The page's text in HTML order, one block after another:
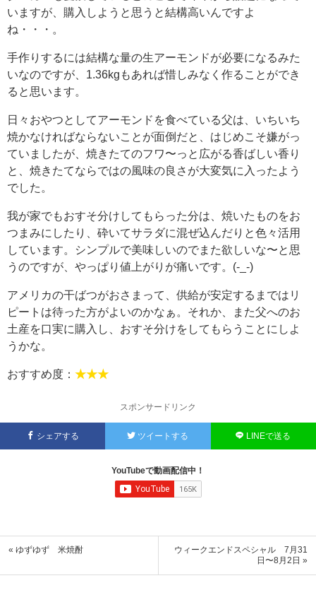
いますが、購入しようと思うと結構高いんですよ
ね・・・。
手作りするには結構な量の生アーモンドが必要になるみた
いなのですが、1.36kgもあれば惜しみなく作ることができ
ると思います。
日々おやつとしてアーモンドを食べている父は、いちいち
焼かなければならないことが面倒だと、はじめこそ嫌がっ
ていましたが、焼きたてのフワ〜っと広がる香ばしい香り
と、焼きたてならではの風味の良さが大変気に入ったよう
でした。
我が家でもおすそ分けしてもらった分は、焼いたものをお
つまみにしたり、砕いてサラダに混ぜ込んだりと色々活用
しています。シンプルで美味しいのでまた欲しいな〜と思
うのですが、やっぱり値上がりが痛いです。(-_-)
アメリカの干ばつがおさまって、供給が安定するまではリ
ピートは待った方がよいのかなぁ。それか、また父へのお
土産を口実に購入し、おすそ分けをしてもらうことにしよ
うかな。
おすすめ度： ★★★
スポンサードリンク
シェアする ツイートする LINEで送る
YouTubeで動画配信中！
« ゆずゆず 米焼酎
ウィークエンドスペシャル 7月31
日〜8月2日 »